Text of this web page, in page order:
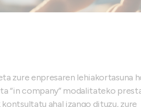
zure enpresaren lehiakortasuna
“in company” modalitateko
ahal izango dituzu, zure